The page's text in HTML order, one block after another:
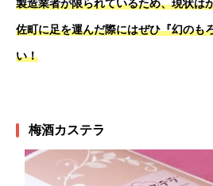
製造業者が限られているため、現状は
佐町に足を運んだ際にはぜひ『幻のも
い！
梅酒カステラ